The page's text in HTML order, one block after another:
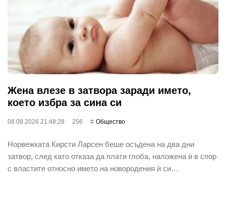
Жена влезе в затвора заради името,
което избра за сина си
08.08.2026 21:48:28 256 Общество
Норвежката Кирсти Ларсен беше осъдена на два дни
затвор, след като отказа да плати глоба, наложена ѝ в спор
с властите относно името на новородения ѝ си…